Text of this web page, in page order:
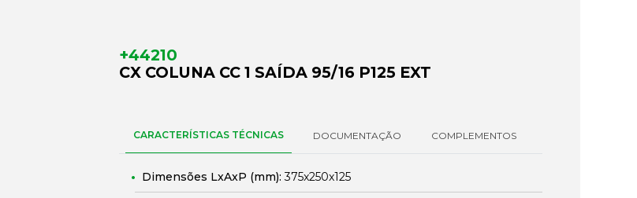
+44210
CX COLUNA CC 1 SAÍDA 95/16 P125 EXT
CARACTERÍSTICAS TÉCNICAS DOCUMENTAÇÃO COMPLEMENTOS
Dimensões LxAxP (mm):375x250x125